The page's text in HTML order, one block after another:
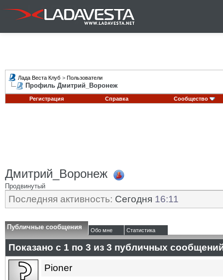
Лада Веста Клуб > Пользователи
Профиль Дмитрий_Воронеж
Регистрация Справка Сообщество
Дмитрий_Воронеж
Продвинутый
Последняя активность: Сегодня 16:11
Публичные сообщения Обо мне Статистика
Показано с 1 по 3 из 3 публичных
Pioner